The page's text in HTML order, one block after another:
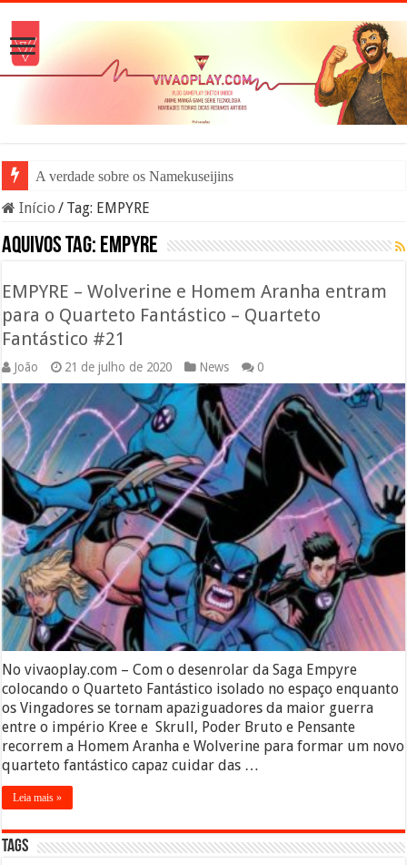
A verdade sobre os Namekuseijins – DRAGON
Início / Tag: EMPYRE
Aquivos tag: EMPYRE
EMPYRE – Wolverine e Homem Aranha entram
para o Quarteto Fantástico – Quarteto
Fantástico #21
João 21 de julho de 2020 News 0
No vivaoplay.com – Com o desenrolar da Saga Empyre
colocando o Quarteto Fantástico isolado no espaço enquanto
os Vingadores se tornam apaziguadores da maior guerra
entre o império Kree e Skrull, Poder Bruto e Pensante
recorrem a Homem Aranha e Wolverine para formar um novo
quarteto fantástico capaz cuidar das …
Leia mais »
Tags